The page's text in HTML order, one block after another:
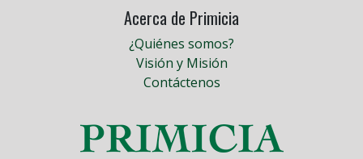
Acerca de Primicia
¿Quiénes somos?
Visión y Misión
Contáctenos